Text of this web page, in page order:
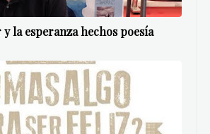
la esperanza hechos poesía